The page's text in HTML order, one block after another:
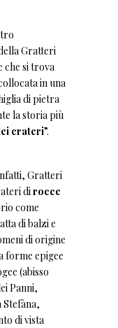
Gratteri
che si trova
in una
di pietra
la storia più
crateri”.
Gratteri
dirocce
come
di balzi e
di origine
forme epigee
(abisso
Panni,
di vista